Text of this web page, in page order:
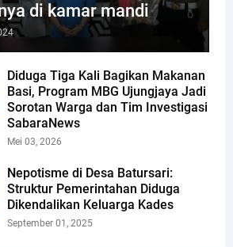
di kamar mandi
Diduga Tiga Kali Bagikan Makanan
Basi, Program MBG Ujungjaya Jadi
Sorotan Warga dan Tim Investigasi
SabaraNews
Mei 03, 2026
Nepotisme di Desa Batursari:
Struktur Pemerintahan Diduga
Dikendalikan Keluarga Kades
September 01, 2025